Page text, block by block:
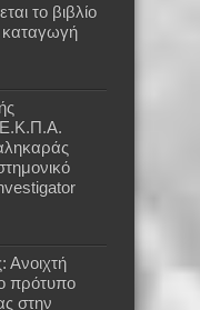
το βιβλίο
καταγωγή
Ε.Κ.Π.Α.
πρότυπο
στην